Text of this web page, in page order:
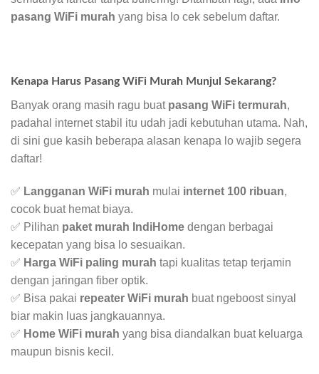
pasang WiFi murah yang bisa lo cek sebelum daftar.
Kenapa Harus Pasang WiFi Murah Munjul Sekarang?
Banyak orang masih ragu buat pasang WiFi termurah,
padahal internet stabil itu udah jadi kebutuhan utama. Nah,
di sini gue kasih beberapa alasan kenapa lo wajib segera
daftar!
✅ Langganan WiFi murah mulai internet 100 ribuan,
cocok buat hemat biaya.
✅ Pilihan paket murah IndiHome dengan berbagai
kecepatan yang bisa lo sesuaikan.
✅ Harga WiFi paling murah tapi kualitas tetap terjamin
dengan jaringan fiber optik.
✅ Bisa pakai repeater WiFi murah buat ngeboost sinyal
biar makin luas jangkauannya.
✅ Home WiFi murah yang bisa diandalkan buat keluarga
maupun bisnis kecil.